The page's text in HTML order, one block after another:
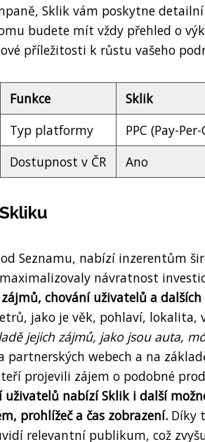
Sklik vám poskytne
budete mít vždy přehled o
příležitosti k růstu vašeho
Funkce Sklik
Typ platformy
PPC (Pay-
Dostupnost v ČR
Ano
Seznamu, nabízí inzerentům
návratnost
chování uživatelů a
jako je věk, pohlaví, lokalita,
jejich zájmů, jako jsou auta,
partnerských webech a na
projevili zájem o podobné
nabízí Sklik i další
prohlížeč a čas zobrazení. Díky
relevantní publikum, což